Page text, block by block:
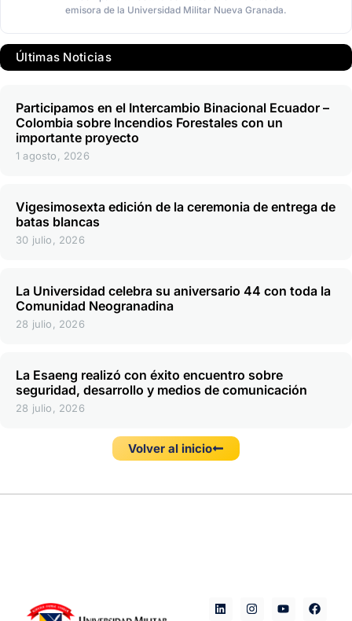
emisora de la Universidad Militar Nueva Granada.
Últimas Noticias
Participamos en el Intercambio Binacional Ecuador –
Colombia sobre Incendios Forestales con un
importante proyecto
1 agosto, 2026
Vigesimosexta edición de la ceremonia de entrega de
batas blancas
30 julio, 2026
La Universidad celebra su aniversario 44 con toda la
Comunidad Neogranadina
28 julio, 2026
La Esaeng realizó con éxito encuentro sobre
seguridad, desarrollo y medios de comunicación
28 julio, 2026
Volver al inicio